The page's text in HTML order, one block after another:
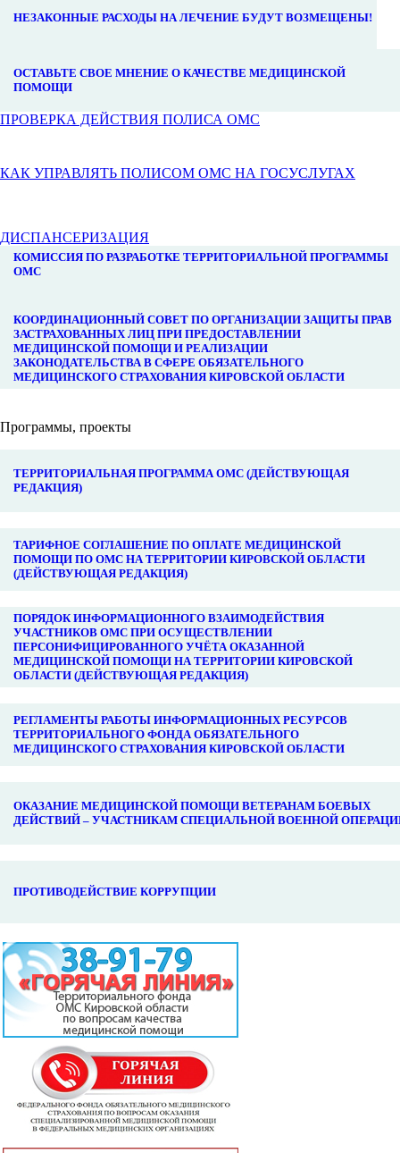
НЕЗАКОННЫЕ РАСХОДЫ НА ЛЕЧЕНИЕ БУДУТ ВОЗМЕЩЕНЫ!
ОСТАВЬТЕ СВОЕ МНЕНИЕ О КАЧЕСТВЕ МЕДИЦИНСКОЙ
ПОМОЩИ
ПРОВЕРКА ДЕЙСТВИЯ ПОЛИСА ОМС
КАК УПРАВЛЯТЬ ПОЛИСОМ ОМС НА ГОСУСЛУГАХ
ДИСПАНСЕРИЗАЦИЯ
КОМИССИЯ ПО РАЗРАБОТКЕ ТЕРРИТОРИАЛЬНОЙ ПРОГРАММЫ
ОМС
КООРДИНАЦИОННЫЙ СОВЕТ ПО ОРГАНИЗАЦИИ ЗАЩИТЫ ПРАВ
ЗАСТРАХОВАННЫХ ЛИЦ ПРИ ПРЕДОСТАВЛЕНИИ
МЕДИЦИНСКОЙ ПОМОЩИ И РЕАЛИЗАЦИИ
ЗАКОНОДАТЕЛЬСТВА В СФЕРЕ ОБЯЗАТЕЛЬНОГО
МЕДИЦИНСКОГО СТРАХОВАНИЯ КИРОВСКОЙ ОБЛАСТИ
Программы, проекты
ТЕРРИТОРИАЛЬНАЯ ПРОГРАММА ОМС (ДЕЙСТВУЮЩАЯ
РЕДАКЦИЯ)
ТАРИФНОЕ СОГЛАШЕНИЕ ПО ОПЛАТЕ МЕДИЦИНСКОЙ
ПОМОЩИ ПО ОМС НА ТЕРРИТОРИИ КИРОВСКОЙ ОБЛАСТИ
(ДЕЙСТВУЮЩАЯ РЕДАКЦИЯ)
ПОРЯДОК ИНФОРМАЦИОННОГО ВЗАИМОДЕЙСТВИЯ
УЧАСТНИКОВ ОМС ПРИ ОСУЩЕСТВЛЕНИИ
ПЕРСОНИФИЦИРОВАННОГО УЧЁТА ОКАЗАННОЙ
МЕДИЦИНСКОЙ ПОМОЩИ НА ТЕРРИТОРИИ КИРОВСКОЙ
ОБЛАСТИ (ДЕЙСТВУЮЩАЯ РЕДАКЦИЯ)
РЕГЛАМЕНТЫ РАБОТЫ ИНФОРМАЦИОННЫХ РЕСУРСОВ
ТЕРРИТОРИАЛЬНОГО ФОНДА ОБЯЗАТЕЛЬНОГО
МЕДИЦИНСКОГО СТРАХОВАНИЯ КИРОВСКОЙ ОБЛАСТИ
ОКАЗАНИЕ МЕДИЦИНСКОЙ ПОМОЩИ ВЕТЕРАНАМ БОЕВЫХ
ДЕЙСТВИЙ – УЧАСТНИКАМ СПЕЦИАЛЬНОЙ ВОЕННОЙ
ПРОТИВОДЕЙСТВИЕ КОРРУПЦИИ